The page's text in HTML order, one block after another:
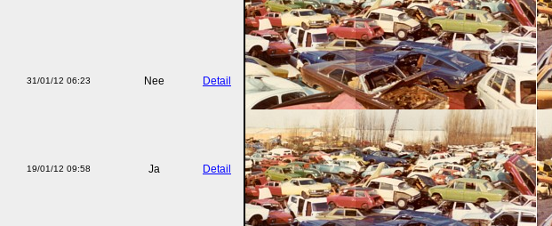
31/01/12 06:23 Nee Detail
19/01/12 09:58 Ja Detail